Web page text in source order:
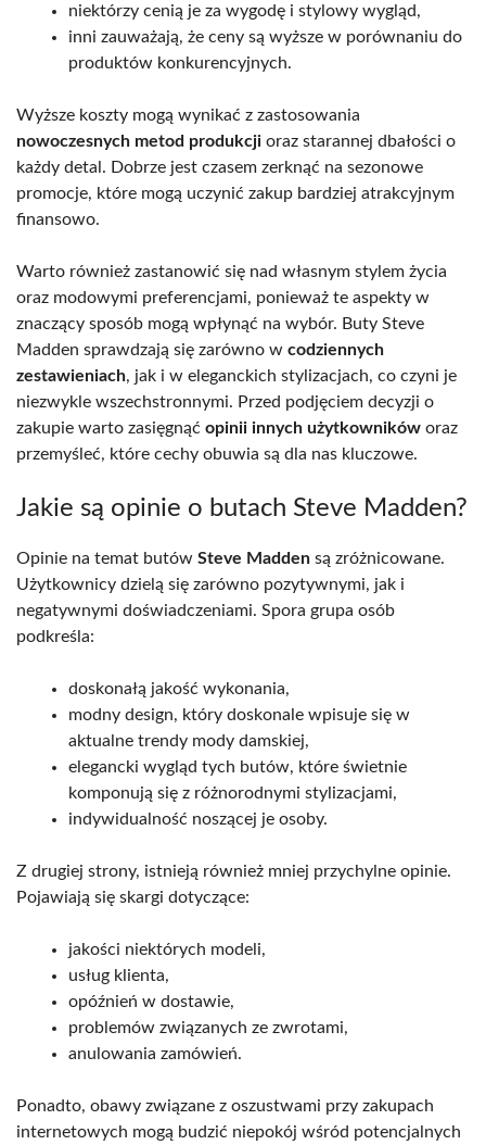
niektórzy cenią je za wygodę i stylowy wygląd,
inni zauważają, że ceny są wyższe w porównaniu do
produktów konkurencyjnych.
Wyższe koszty mogą wynikać z zastosowania
nowoczesnych metod produkcji oraz starannej dbałości o
każdy detal. Dobrze jest czasem zerknąć na sezonowe
promocje, które mogą uczynić zakup bardziej atrakcyjnym
finansowo.
Warto również zastanowić się nad własnym stylem życia
oraz modowymi preferencjami, ponieważ te aspekty w
znaczący sposób mogą wpłynąć na wybór. Buty Steve
Madden sprawdzają się zarówno w codziennych
zestawieniach, jak i w eleganckich stylizacjach, co czyni je
niezwykle wszechstronnymi. Przed podjęciem decyzji o
zakupie warto zasięgnąć opinii innych użytkowników oraz
przemyśleć, które cechy obuwia są dla nas kluczowe.
Jakie są opinie o butach Steve Madden?
Opinie na temat butów Steve Madden są zróżnicowane.
Użytkownicy dzielą się zarówno pozytywnymi, jak i
negatywnymi doświadczeniami. Spora grupa osób
podkreśla:
doskonałą jakość wykonania,
modny design, który doskonale wpisuje się w
aktualne trendy mody damskiej,
elegancki wygląd tych butów, które świetnie
komponują się z różnorodnymi stylizacjami,
indywidualność noszącej je osoby.
Z drugiej strony, istnieją również mniej przychylne opinie.
Pojawiają się skargi dotyczące:
jakości niektórych modeli,
usług klienta,
opóźnień w dostawie,
problemów związanych ze zwrotami,
anulowania zamówień.
Ponadto, obawy związane z oszustwami przy zakupach
internetowych mogą budzić niepokój wśród potencjalnych